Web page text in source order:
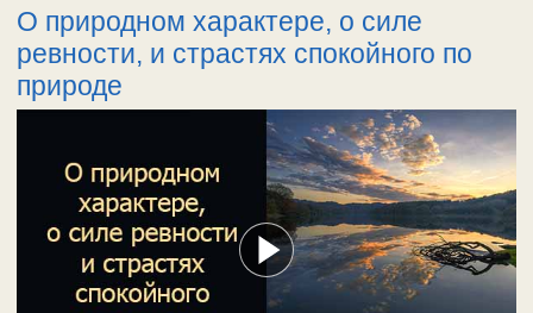
О природном характере, о силе
ревности, и страстях спокойного по
природе